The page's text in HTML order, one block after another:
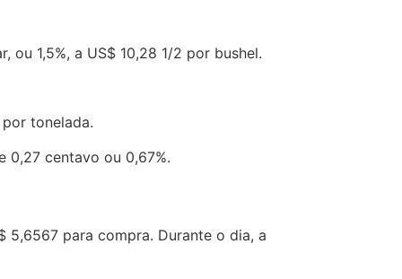
1,5%, a US$ 10,28 1/2 por bushel.
tonelada.
0,27 centavo ou 0,67%.
5,6567 para compra. Durante o dia, a